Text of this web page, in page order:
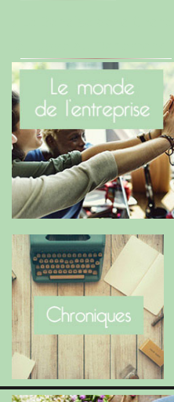
Le Benaise de la